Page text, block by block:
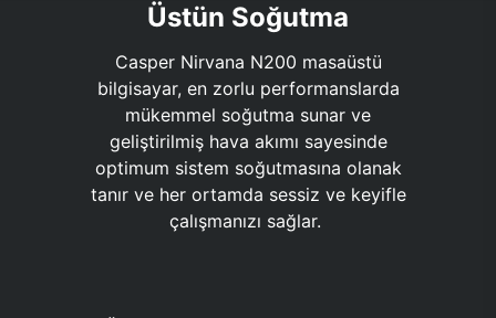
Üstün Soğutma
Casper Nirvana N200 masaüstü
bilgisayar, en zorlu performanslarda
mükemmel soğutma sunar ve
geliştirilmiş hava akımı sayesinde
optimum sistem soğutmasına olanak
tanır ve her ortamda sessiz ve keyifle
çalışmanızı sağlar.